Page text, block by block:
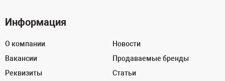
Информация
О компании
Вакансии
Реквизиты
Новости
Продаваемые бренды
Статьи